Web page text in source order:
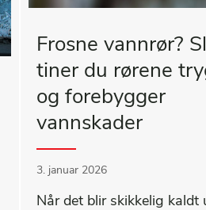
Frosne vannrør?
tiner du rørene
og forebygger
vannskader
3. januar 2026
Når det blir skikkelig kaldt